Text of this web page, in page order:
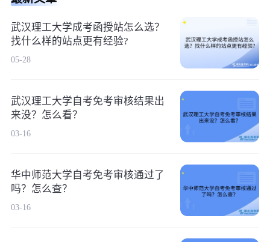
武汉理工大学成考函授站怎么选？
找什么样的站点更有经验?
05-28
武汉理工大学自考免考审核结果出
来没？怎么看？
03-16
华中师范大学自考免考审核通过了
吗？怎么查？
03-16